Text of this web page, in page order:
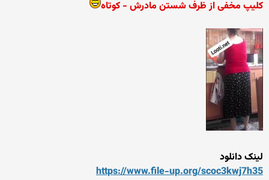
کلیپ مخفی از ظرف شستن مادرش - کوتاه
لینک دانلود
https://www.file-up.org/scoc3kwj7h35